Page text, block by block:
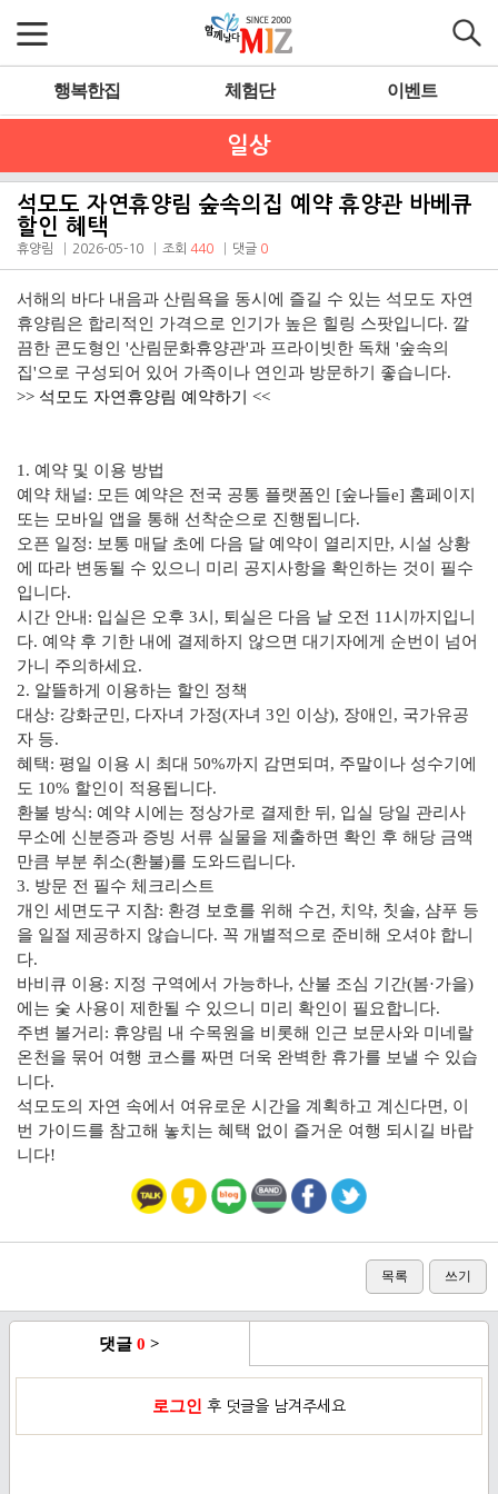
행복한집 체험단 이벤트
일상
석모도 자연휴양림 숲속의집 예약 휴양관 바베큐
할인 혜택
휴양림 2026-05-10 조회 440 댓글 0
서해의 바다 내음과 산림욕을 동시에 즐길 수 있는 석모도 자연
휴양림은 합리적인 가격으로 인기가 높은 힐링 스팟입니다. 깔
끔한 콘도형인 '산림문화휴양관'과 프라이빗한 독채 '숲속의
집'으로 구성되어 있어 가족이나 연인과 방문하기 좋습니다.
>> 석모도 자연휴양림 예약하기 <<
1. 예약 및 이용 방법
예약 채널: 모든 예약은 전국 공통 플랫폼인 [숲나들e] 홈페이지
또는 모바일 앱을 통해 선착순으로 진행됩니다.
오픈 일정: 보통 매달 초에 다음 달 예약이 열리지만, 시설 상황
에 따라 변동될 수 있으니 미리 공지사항을 확인하는 것이 필수
입니다.
시간 안내: 입실은 오후 3시, 퇴실은 다음 날 오전 11시까지입니
다. 예약 후 기한 내에 결제하지 않으면 대기자에게 순번이 넘어
가니 주의하세요.
2. 알뜰하게 이용하는 할인 정책
대상: 강화군민, 다자녀 가정(자녀 3인 이상), 장애인, 국가유공
자 등.
혜택: 평일 이용 시 최대 50%까지 감면되며, 주말이나 성수기에
도 10% 할인이 적용됩니다.
환불 방식: 예약 시에는 정상가로 결제한 뒤, 입실 당일 관리사
무소에 신분증과 증빙 서류 실물을 제출하면 확인 후 해당 금액
만큼 부분 취소(환불)를 도와드립니다.
3. 방문 전 필수 체크리스트
개인 세면도구 지참: 환경 보호를 위해 수건, 치약, 칫솔, 샴푸 등
을 일절 제공하지 않습니다. 꼭 개별적으로 준비해 오셔야 합니
다.
바비큐 이용: 지정 구역에서 가능하나, 산불 조심 기간(봄·가을)
에는 숯 사용이 제한될 수 있으니 미리 확인이 필요합니다.
주변 볼거리: 휴양림 내 수목원을 비롯해 인근 보문사와 미네랄
온천을 묶어 여행 코스를 짜면 더욱 완벽한 휴가를 보낼 수 있습
니다.
석모도의 자연 속에서 여유로운 시간을 계획하고 계신다면, 이
번 가이드를 참고해 놓치는 혜택 없이 즐거운 여행 되시길 바랍
니다!
목록 쓰기
댓글 0 >
로그인 후 덧글을 남겨주세요